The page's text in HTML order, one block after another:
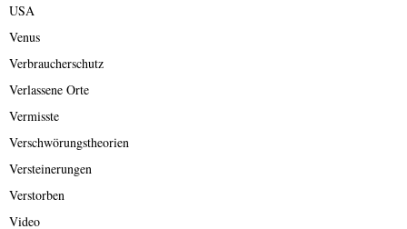
USA
Venus
Verbraucherschutz
Verlassene Orte
Vermisste
Verschwörungstheorien
Versteinerungen
Verstorben
Video